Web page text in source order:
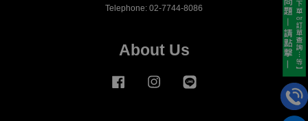
Telephone: 02-7744-8086
About Us
Facebook Instagram